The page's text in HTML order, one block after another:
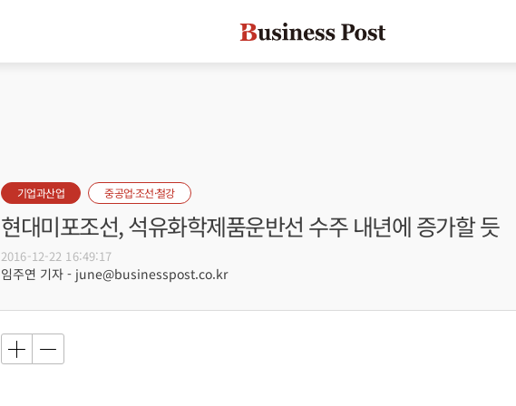
기업과산업 중공업·조선·철강
현대미포조선, 석유화학제품운반선 수주 내년에 증가할 듯
2016-12-22 16:49:17
임주연 기자 - june@businesspost.co.kr